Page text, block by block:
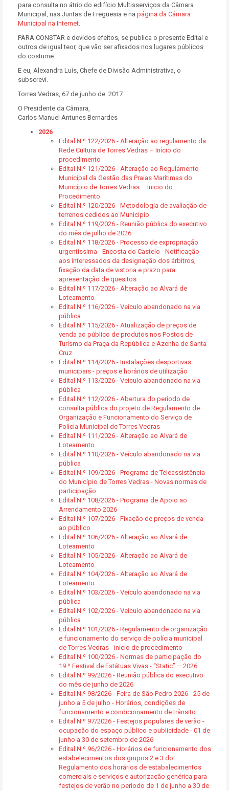
para consulta no átrio do edifício Multisserviços da Câmara
Municipal, nas Juntas de Freguesia e na página da Câmara
Municipal na Internet.
PARA CONSTAR e devidos efeitos, se publica o presente Edital e
outros de igual teor, que vão ser afixados nos lugares públicos
do costume.
E eu, Alexandra Luís, Chefe de Divisão Administrativa, o
subscrevi.
Torres Vedras, 67 de junho de 2017
O Presidente da Câmara,
Carlos Manuel Antunes Bernardes
2026
Edital N.º 122/2026 - Alteração ao regulamento da
Rede Cultura de Torres Vedras – Início do
procedimento
Edital N.º 121/2026 - Alteração ao Regulamento
Municipal da Gestão das Praias Marítimas do
Município de Torres Vedras – Inicio do
Procedimento
Edital N.º 120/2026 - Metodologia de avaliação de
terrenos cedidos ao Município
Edital N.º 119/2026 - Reunião pública do executivo
do mês de julho de 2026
Edital N.º 118/2026 - Processo de expropriação
urgentíssima - Encosta do Castelo - Notificação
aos interessados da designação dos árbitros,
fixação da data de vistoria e prazo para
apresentação de quesitos
Edital N.º 117/2026 - Alteração ao Alvará de
Loteamento
Edital N.º 116/2026 - Veículo abandonado na via
pública
Edital N.º 115/2026 - Atualização de preços de
venda ao público de produtos nos Postos de
Turismo da Praça da República e Azenha de Santa
Cruz
Edital N.º 114/2026 - Instalações desportivas
municipais - preços e horários de utilização
Edital N.º 113/2026 - Veículo abandonado na via
pública
Edital N.º 112/2026 - Abertura do período de
consulta pública do projeto de Regulamento de
Organização e Funcionamento do Serviço de
Polícia Municipal de Torres Vedras
Edital N.º 111/2026 - Alteração ao Alvará de
Loteamento
Edital N.º 110/2026 - Veículo abandonado na via
pública
Edital N.º 109/2026 - Programa de Teleassistência
do Município de Torres Vedras - Novas normas de
participação
Edital N.º 108/2026 - Programa de Apoio ao
Arrendamento 2026
Edital N.º 107/2026 - Fixação de preços de venda
ao público
Edital N.º 106/2026 - Alteração ao Alvará de
Loteamento
Edital N.º 105/2026 - Alteração ao Alvará de
Loteamento
Edital N.º 104/2026 - Alteração ao Alvará de
Loteamento
Edital N.º 103/2026 - Veículo abandonado na via
pública
Edital N.º 102/2026 - Veículo abandonado na via
pública
Edital N.º 101/2026 - Regulamento de organização
e funcionamento do serviço de polícia municipal
de Torres Vedras - início de procedimento
Edital N.º 100/2026 - Normas de participação do
19.º Festival de Estátuas Vivas - “Static” – 2026
Edital N.º 99/2026 - Reunião pública do executivo
do mês de junho de 2026
Edital N.º 98/2026 - Feira de São Pedro 2026 - 25 de
junho a 5 de julho - Horários, condições de
funcionamento e condicionamento de trânsito
Edital N.º 97/2026 - Festejos populares de verão -
ocupação do espaço público e publicidade - 01 de
junho a 30 de setembro de 2026
Edital N.º 96/2026 - Horários de funcionamento dos
estabelecimentos dos grupos 2 e 3 do
Regulamento dos horários de estabalecimentos
comerciais e serviços e autorização genérica para
festejos de verão no período de 1 de junho a 30 de